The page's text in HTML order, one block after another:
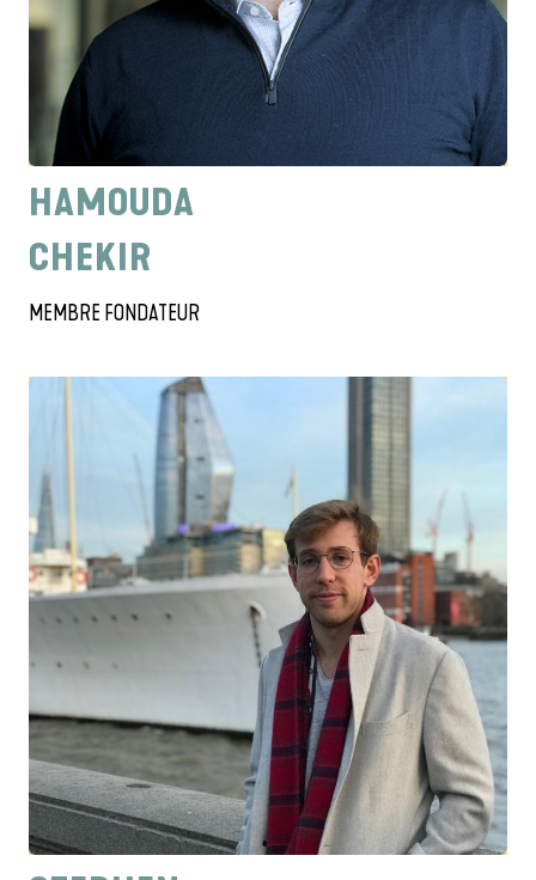
HAMOUDA
CHEKIR
MEMBRE FONDATEUR